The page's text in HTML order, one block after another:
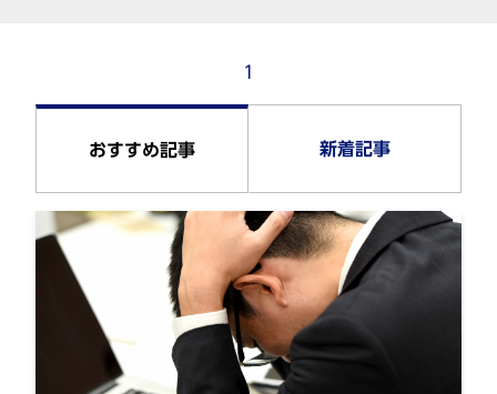
1
おすすめ記事 新着記事